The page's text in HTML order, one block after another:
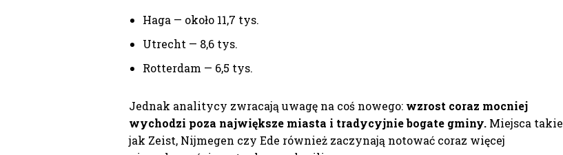
Haga — około 11,7 tys.
Utrecht — 8,6 tys.
Rotterdam — 6,5 tys.
Jednak analitycy zwracają uwagę na coś nowego: wzrost coraz mocniej
wychodzi poza największe miasta i tradycyjnie bogate gminy. Miejsca takie
jak Zeist, Nijmegen czy Ede również zaczynają notować coraz więcej